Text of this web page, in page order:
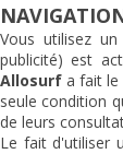
Vous utilisez
publicité) est
Allosurf a fait le
seule condition
de leurs
Le fait d'utiliser